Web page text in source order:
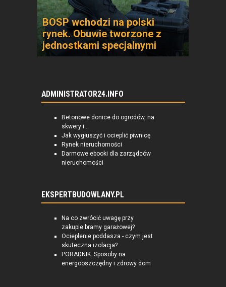
BOSP wchodzi na polski
rynek. Obuwie tworzone z
jednostkami specjalnymi
ADMINISTRATOR24.INFO
Betonowe donice do ogrodów, na
skwery i...
Jak wygłuszyć i ocieplić piwnicę
Rynek nieruchomości
Darmowe ebooki dla zarządców
nieruchomości
EKSPERTBUDOWLANY.PL
Na co zwrócić uwagę przy
zakupie bramy garażowej?
Ocieplenie poddasza - czym jest
skuteczna izolacja?
PORADNIK: Sposoby na
energooszczędny i zdrowy dom